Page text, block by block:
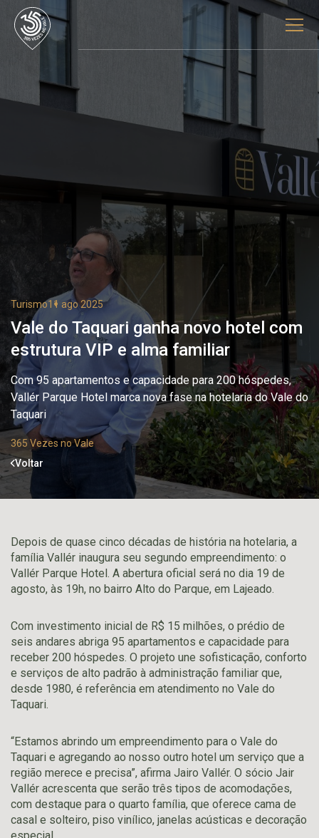
Turismo11 ago 2025
Vale do Taquari ganha novo hotel com
estrutura VIP e alma familiar
Com 95 apartamentos e capacidade para 200 hóspedes,
Vallér Parque Hotel marca nova fase na hotelaria do Vale do
Taquari
365 Vezes no Vale
Voltar
Depois de quase cinco décadas de história na hotelaria, a
família Vallér inaugura seu segundo empreendimento: o
Vallér Parque Hotel. A abertura oficial será no dia 19 de
agosto, às 19h, no bairro Alto do Parque, em Lajeado.
Com investimento inicial de R$ 15 milhões, o prédio de
seis andares abriga 95 apartamentos e capacidade para
receber 200 hóspedes. O projeto une sofisticação, conforto
e serviços de alto padrão à administração familiar que,
desde 1980, é referência em atendimento no Vale do
Taquari.
“Estamos abrindo um empreendimento para o Vale do
Taquari e agregando ao nosso outro hotel um serviço que a
região merece e precisa”, afirma Jairo Vallér. O sócio Jair
Vallér acrescenta que serão três tipos de acomodações,
com destaque para o quarto família, que oferece cama de
casal e solteiro, piso vinílico, janelas acústicas e decoração